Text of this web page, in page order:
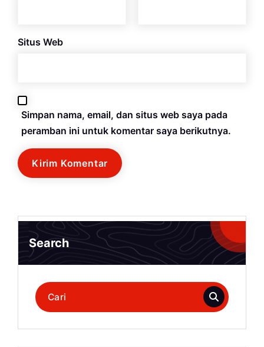
Situs Web
Simpan nama, email, dan situs web saya pada
peramban ini untuk komentar saya berikutnya.
Search
Pencarian
untuk: